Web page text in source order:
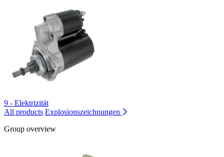
9 - Elektrizität
All products Explosionszeichnungen
Group overview